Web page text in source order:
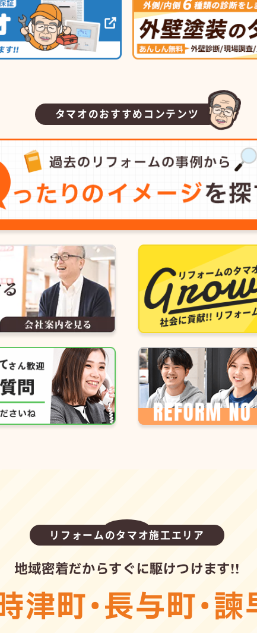
タマオのおすすめコンテンツ
リフォームのタマオ施工エリア
地域密着だからすぐに駆けつけます!!
津町・長与町・諫